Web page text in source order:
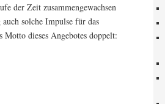
der Zeit zusammengewachsen
solche Impulse für das
Motto dieses Angebotes doppelt: